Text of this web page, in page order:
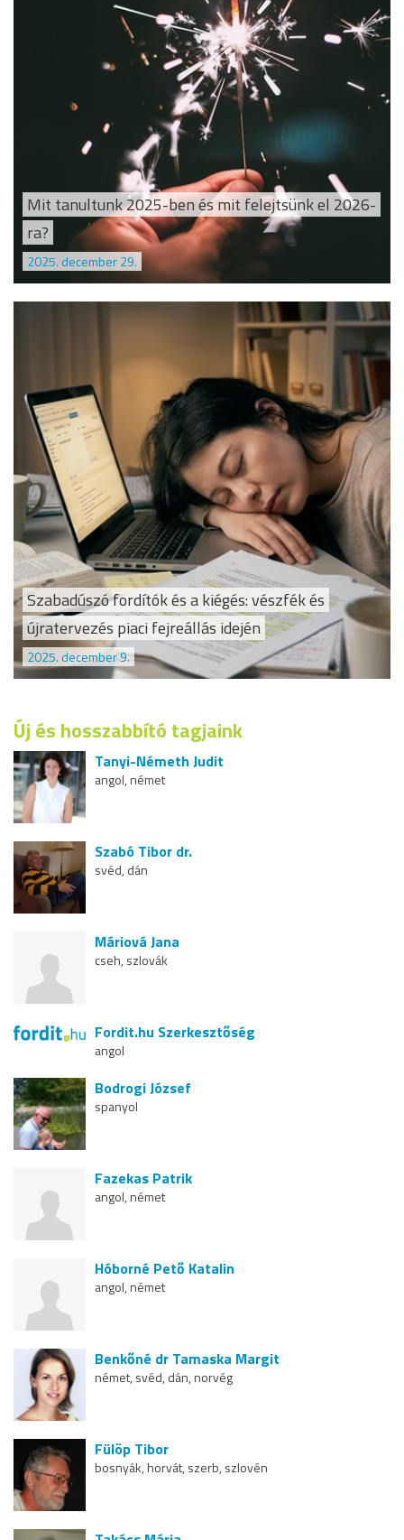
Mit tanultunk 2025-ben és mit felejtsünk el 2026-
ra?
2025. december 29.
Szabadúszó fordítók és a kiégés: vészfék és
újratervezés piaci fejreállás idején
2025. december 9.
Új és hosszabbító tagjaink
Tanyi-Németh Judit
angol, német
Szabó Tibor dr.
svéd, dán
Máriová Jana
cseh, szlovák
Fordit.hu Szerkesztőség
angol
Bodrogi József
spanyol
Fazekas Patrik
angol, német
Hóborné Pető Katalin
angol, német
Benkőné dr Tamaska Margit
német, svéd, dán, norvég
Fülöp Tibor
bosnyák, horvát, szerb, szlovén